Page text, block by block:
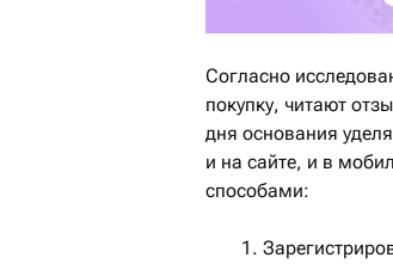
Согласно
покупку, читают
дня основания
и на сайте, и в
способами: